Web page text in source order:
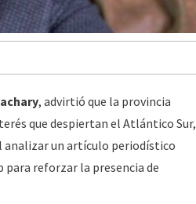
, advirtió que la provincia
que despiertan el Atlántico Sur,
analizar un artículo periodístico
reforzar la presencia de